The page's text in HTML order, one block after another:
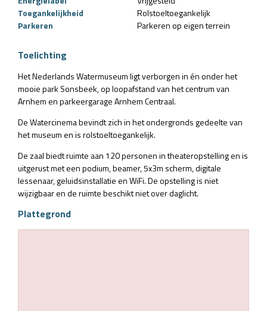
Toegankelijkheid
Rolstoeltoegankelijk
Parkeren
Parkeren op eigen terrein
Toelichting
Het Nederlands Watermuseum ligt verborgen in én onder het
mooie park Sonsbeek, op loopafstand van het centrum van
Arnhem en parkeergarage Arnhem Centraal.
De Watercinema bevindt zich in het ondergronds gedeelte van
het museum en is rolstoeltoegankelijk.
De zaal biedt ruimte aan 120 personen in theateropstelling en is
uitgerust met een podium, beamer, 5x3m scherm, digitale
lessenaar, geluidsinstallatie en WiFi. De opstelling is niet
wijzigbaar en de ruimte beschikt niet over daglicht.
Plattegrond